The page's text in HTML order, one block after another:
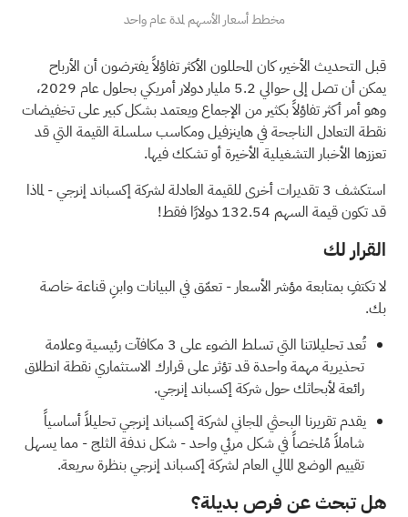
مخطط أسعار الأسهم لمدة عام واحد
قبل التحديث الأخير، كان المحللون الأكثر تفاؤلاً يفترضون أن الأرباح
يمكن أن تصل إلى حوالي 5.2 مليار دولار أمريكي بحلول عام 2029،
وهو أمر أكثر تفاؤلاً بكثير من الإجماع ويعتمد بشكل كبير على تخفيضات
نقطة التعادل الناجحة في هاينزفيل ومكاسب سلسلة القيمة التي قد
تعززها الأخبار التشغيلية الأخيرة أو تشكك فيها.
استكشف 3 تقديرات أخرى للقيمة العادلة لشركة إكسباند إنرجي
- لماذا
قد تكون قيمة السهم 132.54 دولارًا فقط!
القرار لك
لا تكتفِ بمتابعة مؤشر الأسعار - تعمّق في البيانات وابنِ قناعة خاصة
بك.
تُعد تحليلاتنا التي تسلط الضوء على
3 مكافآت رئيسية وعلامة
تحذيرية مهمة واحدةقد تؤثر على قرارك الاستثماري نقطة انطلاق
رائعة لأبحاثك حول شركة إكسباند إنرجي.
يقدم تقريرنا البحثي المجاني لشركة إكسباند إنرجيتحليلاً أساسياً
شاملاً مُلخصاً في شكل مرئي واحد - شكل ندفة الثلج - مما يسهل
تقييم الوضع المالي العام لشركة إكسباند إنرجي بنظرة سريعة.
هل تبحث عن فرص بديلة؟